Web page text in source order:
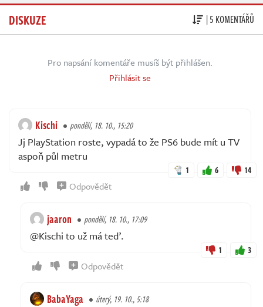
DISKUZE | 5 KOMENTÁŘŮ
Pro napsání komentáře musíš být přihlášen.
Přihlásit se
Kischi pondělí, 18. 10., 15:20
Jj PlayStation roste, vypadá to že PS6 bude mít u TV
aspoň půl metru
1 6 14
Odpovědět
jaaron pondělí, 18. 10., 17:09
@Kischi to už má teď.
1 3
Odpovědět
BabaYaga úterý, 19. 10., 5:18